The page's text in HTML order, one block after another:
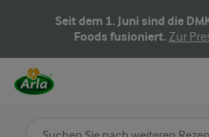
Seit dem 1. Juni sind die
Foods fusioniert. Zur
Nach Kategorie suchen